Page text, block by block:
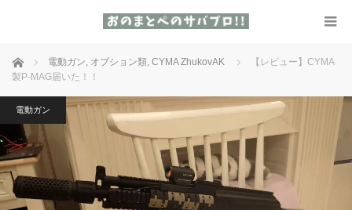
ホーム 電動ガン, オプション類, CYMA ZhukovAK
【レビュー】CYMA
製P-MAG届いた！！
電動ガン